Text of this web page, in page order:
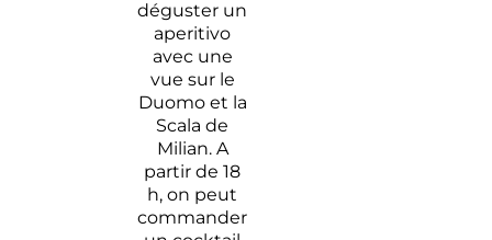
déguster un
aperitivo
avec une
vue sur le
Duomo et la
Scala de
Milian. A
partir de 18
h, on peut
commander